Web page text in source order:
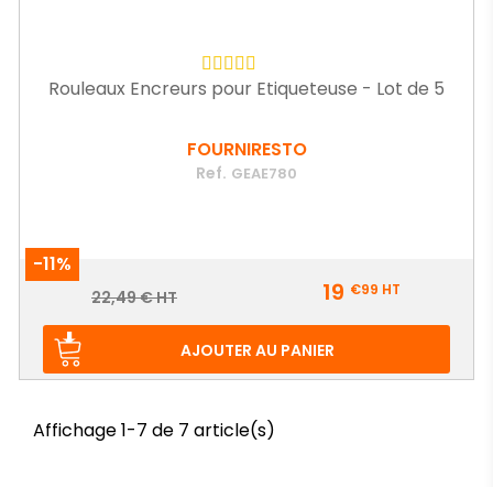
Rouleaux Encreurs pour Etiqueteuse - Lot de 5
FOURNIRESTO
Ref. GEAE780
-11%
Prix
Prix
22,49 € HT 19 €99 HT
AJOUTER AU PANIER
Affichage 1-7 de 7 article(s)